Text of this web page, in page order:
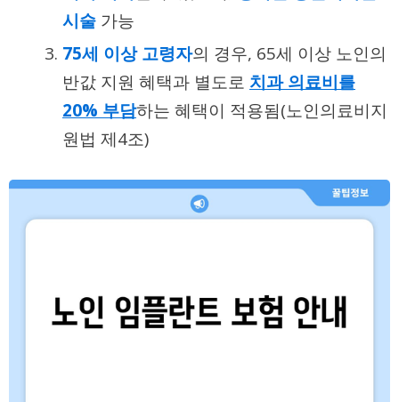
시술 가능
75세 이상 고령자의 경우, 65세 이상 노인의
반값 지원 혜택과 별도로 치과 의료비를
20% 부담하는 혜택이 적용됨(노인의료비지
원법 제4조)